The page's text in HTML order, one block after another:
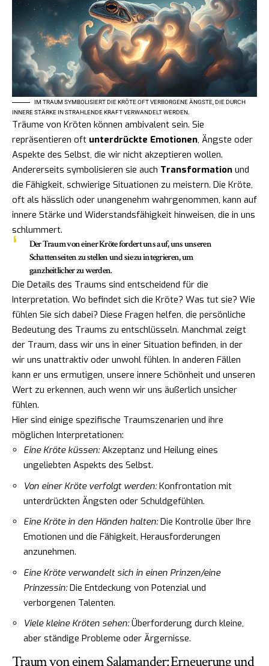
IM TRAUM SYMBOLISIERT DIE KRÖTE OFT VERBORGENE ÄNGSTE, DIE DURCH
INNERE STÄRKE IN STRAHLENDE KRAFT VERWANDELT WERDEN.
Träume von Kröten können ambivalent sein. Sie
repräsentieren oft unterdrückte Emotionen, Ängste oder
Aspekte des Selbst, die wir nicht akzeptieren wollen.
Andererseits symbolisieren sie auch Transformation und
die Fähigkeit, schwierige Situationen zu meistern. Die Kröte,
oft als hässlich oder unangenehm wahrgenommen, kann auf
innere Stärke und Widerstandsfähigkeit hinweisen, die in uns
schlummert.
Der Traum von einer Kröte fordert uns auf, uns unseren
Schattenseiten zu stellen und sie zu integrieren, um
ganzheitlicher zu werden.
Die Details des Traums sind entscheidend für die
Interpretation. Wo befindet sich die Kröte? Was tut sie? Wie
fühlen Sie sich dabei? Diese Fragen helfen, die persönliche
Bedeutung des Traums zu entschlüsseln. Manchmal zeigt
der Traum, dass wir uns in einer Situation befinden, in der
wir uns unattraktiv oder unwohl fühlen. In anderen Fällen
kann er uns ermutigen, unsere innere Schönheit und unseren
Wert zu erkennen, auch wenn wir uns äußerlich unsicher
fühlen.
Hier sind einige spezifische Traumszenarien und ihre
möglichen Interpretationen:
Eine Kröte küssen:Akzeptanz und Heilung eines
ungeliebten Aspekts des Selbst.
Von einer Kröte verfolgt werden:Konfrontation mit
unterdrückten Ängsten oder Schuldgefühlen.
Eine Kröte in den Händen halten:Die Kontrolle über Ihre
Emotionen und die Fähigkeit, Herausforderungen
anzunehmen.
Eine Kröte verwandelt sich in einen Prinzen/eine
Prinzessin:Die Entdeckung von Potenzial und
verborgenen Talenten.
Viele kleine Kröten sehen:Überforderung durch kleine,
aber ständige Probleme oder Ärgernisse.
Traum von einem Salamander: Erneuerung und